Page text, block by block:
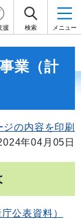
援 検索 メニュー
業（計
ジの内容を印刷
年04月05日
公表資料）